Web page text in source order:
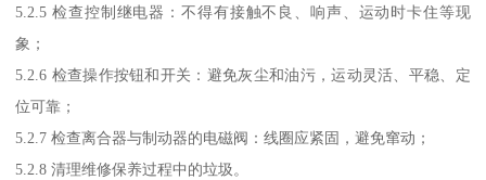
5.2.5 检查控制继电器：不得有接触不良、响声、运动时卡住等现
象；
5.2.6 检查操作按钮和开关：避免灰尘和油污，运动灵活、平稳、定
位可靠；
5.2.7 检查离合器与制动器的电磁阀：线圈应紧固，避免窜动；
5.2.8 清理维修保养过程中的垃圾。